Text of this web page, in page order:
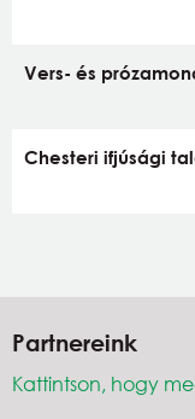
Vers- és
Chesteri ifjúsági
Partnereink
Kattintson, hogy